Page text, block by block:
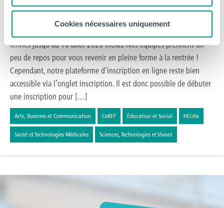
Cookies nécessaires uniquement
prochain
fermés jusqu’au 16 août 2026 inclus. Nos équipes prennent un
peu de repos pour vous revenir en pleine forme à la rentrée !
Cependant, notre plateforme d’inscription en ligne reste bien
accessible via l’onglet inscription. Il est donc possible de débuter
une inscription pour […]
Arts, Business et Communication CeREF Éducation et Social HELHa
Santé et Technologies Médicales Sciences, Technologies et Vivant